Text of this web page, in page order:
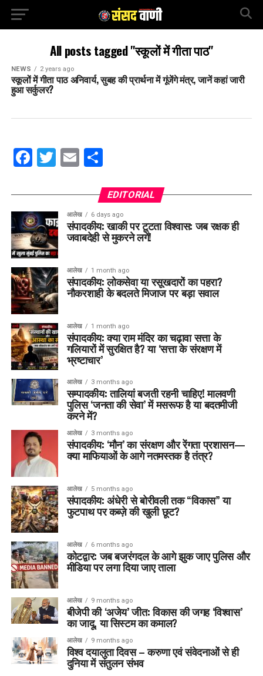
All posts tagged "स्कूलों में गीता पाठ"
NEWS 2 years ago
स्कूलों में गीता पाठ अनिवार्य, सुबह की प्रार्थना में गूंजेंगे मंत्र, जानें कहां जारी
हुआ सर्कुलर?
Facebook
Twitter
EmailShare
EDITORIAL
आलेख 6 days ago
संपादकीय: खाकी पर टूटता विश्वास: जब रक्षक ही
जवाबदेही से मुकरने लगें!
आलेख 1 month ago
संपादकीय: लोकसेवा या रसूखदारों का पहरा?
नौकरशाही के बदलते मिजाज पर बड़ा सवाल
आलेख 1 month ago
संपादकीय: क्या राम मंदिर का चढ़ावा सत्ता के
गलियारों में सुरक्षित है? या ‘सत्ता के संरक्षण में
भ्रष्टाचार’
आलेख 3 months ago
सम्पादकीय: तालियां बजती रहनी चाहिए! मालवणी
पुलिस ‘जनता की सेवा’ में मसरूफ है या बदतमीजी
करने में?
आलेख 3 months ago
संपादकीय: ‘मौन’ का संरक्षण और रेंगता प्रशासन—
क्या माफियाओं के आगे नतमस्तक है तंत्र?
आलेख 5 months ago
संपादकीय: अंधेरी से बोरीवली तक “विकास” या
फुटपाथ पर कब्ज़े की खुली छूट?
आलेख 6 months ago
कोटद्वार: जब बजरंगदल के आगे झुक जाए पुलिस और
मीडिया पर लगा दिया जाए ताला
आलेख 9 months ago
बीजेपी की ‘अजेय’ जीत: विकास की जगह ‘विश्वास’
का जादू, या सिस्टम का कमाल?
आलेख 9 months ago
विश्व दयालुता दिवस – करुणा एवं संवेदनाओं से ही
दुनिया में संतुलन संभव